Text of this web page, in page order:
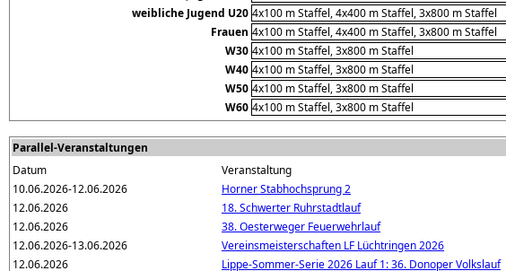
weibliche Jugend U20 4x100 m Staffel, 4x400 m Staffel, 3x800 m Staffel
Frauen 4x100 m Staffel, 4x400 m Staffel, 3x800 m Staffel
W30 4x100 m Staffel, 3x800 m Staffel
W40 4x100 m Staffel, 3x800 m Staffel
W50 4x100 m Staffel, 3x800 m Staffel
W60 4x100 m Staffel, 3x800 m Staffel
Parallel-Veranstaltungen
Datum
Veranstaltung
10.06.2026-12.06.2026
Horner Stabhochsprung 2
12.06.2026
18. Schwerter Ruhrstadtlauf
12.06.2026
38. Oesterweger Feuerwehrlauf
12.06.2026-13.06.2026
Vereinsmeisterschaften LF Lüchtringen 2026
12.06.2026
Lippe-Sommer-Serie 2026 Lauf 1: 36. Donoper Volkslauf